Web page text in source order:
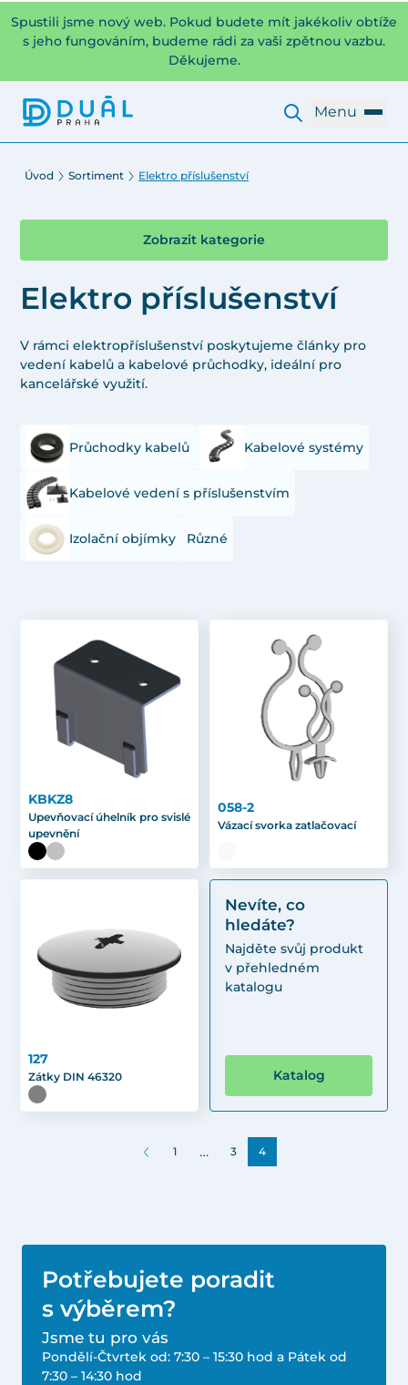
Spustili jsme nový web. Pokud budete mít jakékoliv obtíže
s jeho fungováním, budeme rádi za vaši zpětnou vazbu.
Děkujeme.
Menu
Úvod Sortiment Elektro příslušenství
Zobrazit kategorie
Elektro příslušenství
V rámci elektropříslušenství poskytujeme články pro
vedení kabelů a kabelové průchodky, ideální pro
kancelářské využití.
Průchodky kabelů Kabelové systémy
Kabelové vedení s příslušenstvím
Izolační objímky Různé
KBKZ8
Upevňovací úhelník pro svislé
upevnění
058-2
Vázací svorka zatlačovací
127
Zátky DIN 46320
Nevíte, co
hledáte?
Najděte svůj produkt
v přehledném
katalogu
Katalog
1 … 3 4
Potřebujete poradit
s výběrem?
Jsme tu pro vás
Pondělí-Čtvrtek od: 7:30 – 15:30 hod a Pátek od
7:30 – 14:30 hod